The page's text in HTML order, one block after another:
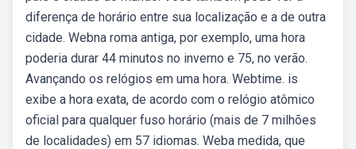
diferença de horário entre sua localização e a de outra
cidade. Webna roma antiga, por exemplo, uma hora
poderia durar 44 minutos no inverno e 75, no verão.
Avançando os relógios em uma hora. Webtime. is
exibe a hora exata, de acordo com o relógio atômico
oficial para qualquer fuso horário (mais de 7 milhões
de localidades) em 57 idiomas. Weba medida, que